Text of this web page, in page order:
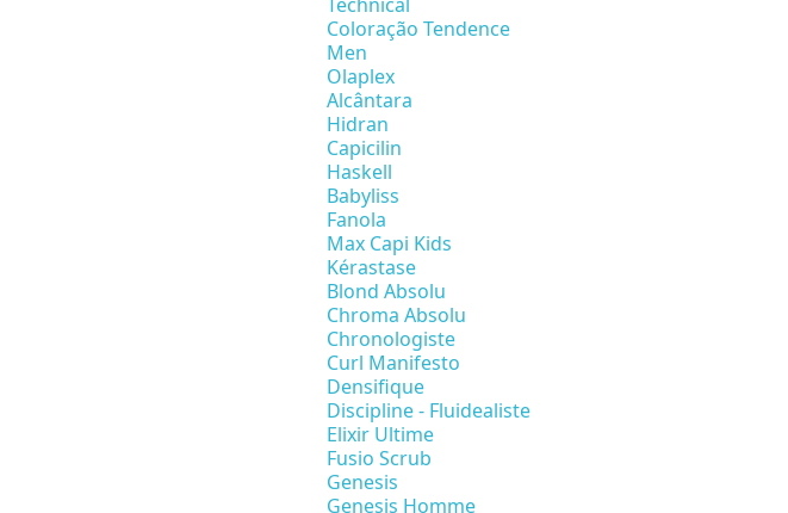
Coloração Tendence
Men
Olaplex
Alcântara
Hidran
Capicilin
Haskell
Babyliss
Fanola
Max Capi Kids
Kérastase
Blond Absolu
Chroma Absolu
Chronologiste
Curl Manifesto
Densifique
Discipline - Fluidealiste
Elixir Ultime
Fusio Scrub
Genesis
Genesis Homme